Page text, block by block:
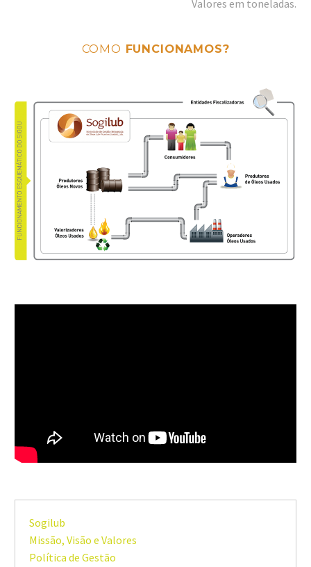
Valores em toneladas.
COMO FUNCIONAMOS?
Sogilub
Missão, Visão e Valores
Política de Gestão